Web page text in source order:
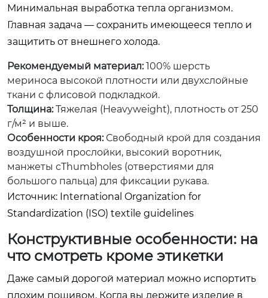
Минимальная выработка тепла организмом.
Главная задача — сохранить имеющееся тепло и
защитить от внешнего холода.
Рекомендуемый материал:100% шерсть
мериноса высокой плотности или двухслойные
ткани с флисовой подкладкой.
Толщина:Тяжелая (Heavyweight), плотность от 250
г/м² и выше.
Особенности кроя:Свободный крой для создания
воздушной прослойки, высокий воротник,
манжеты сThumbholes (отверстиями для
большого пальца) для фиксации рукава.
Источник: International Organization for
Standardization (ISO) textile guidelines
Конструктивные особенности: на
что смотреть кроме этикетки
Даже самый дорогой материал можно испортить
плохим пошивом. Когда вы держите изделие в